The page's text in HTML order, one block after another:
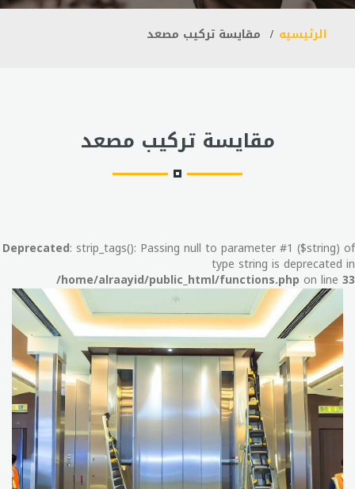
الرئيسيه مقايسة تركيب مصعد
مقايسة تركيب مصعد
Deprecated: strip_tags(): Passing null to parameter #1 ($string) of
type string is deprecated in
/home/alraayid/public_html/functions.php on line 33